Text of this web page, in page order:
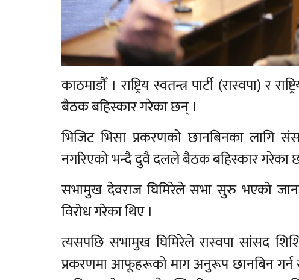
काठमाडौँ । राष्ट्रिय स्वतन्त्र पार्टी (रास्वपा) र
बैठक बहिस्कार गरेका छन् ।
भिजिट भिसा प्रकरणको छानबिनका लागि
नगरिएको भन्दै दुवै दलले बैठक बहिस्कार गरेका
सभामुख देवराज घिमिरेले सभा सुरु भएको
विरोध गरेका थिए ।
त्यसपछि सभामुख घिमिरेले रास्वपा सांसद
प्रकरणमा आफूहरूको माग अनुरूप छानबिन गर्न